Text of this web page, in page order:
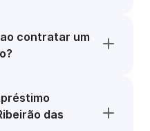
contratar um
das